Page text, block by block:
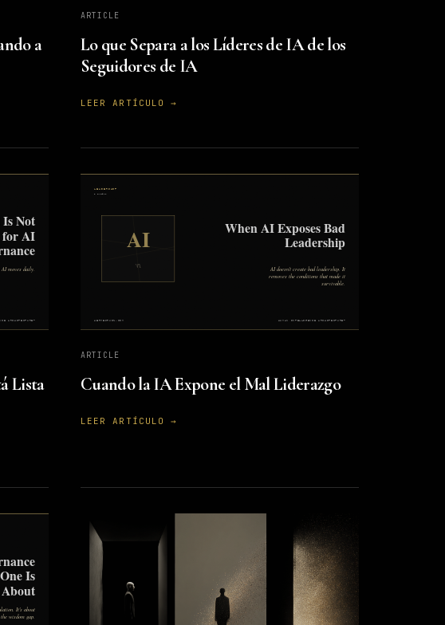
a
ARTICLE
Lo que Separa a los Líderes de IA de los
Seguidores de IA
LEER ARTÍCULO →
Lista
ARTICLE
Cuando la IA Expone el Mal Liderazgo
LEER ARTÍCULO →